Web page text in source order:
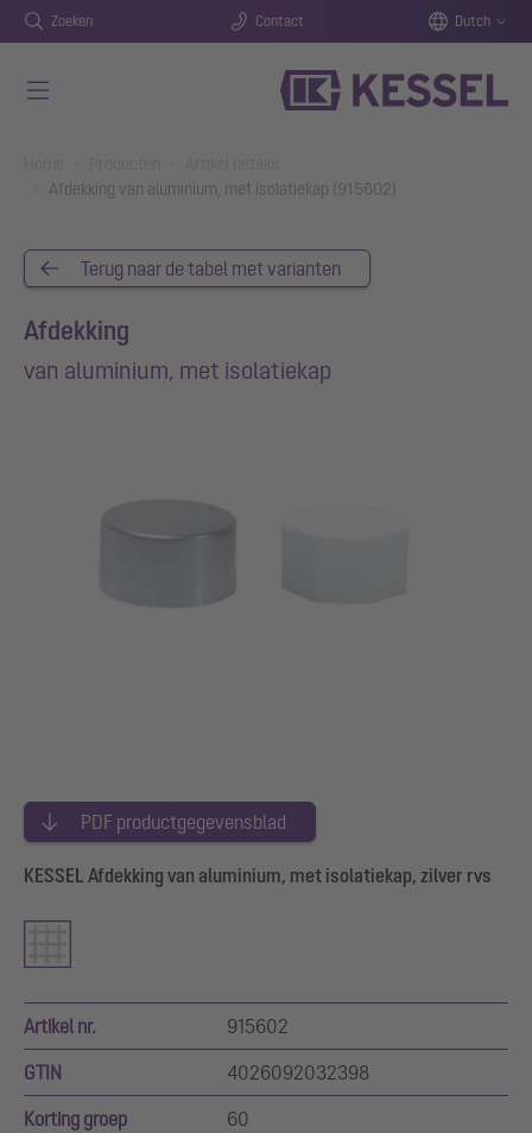
Zoeken Contact Dutch
Afdekking van aluminium, met isolatiekap (915602)
Terug naar de tabel met varianten
Afdekking
van aluminium, met isolatiekap
PDF productgegevensblad
KESSEL Afdekking van aluminium, met isolatiekap, zilver rvs
Artikel nr. 915602
GTIN 4026092032398
Korting groep 60